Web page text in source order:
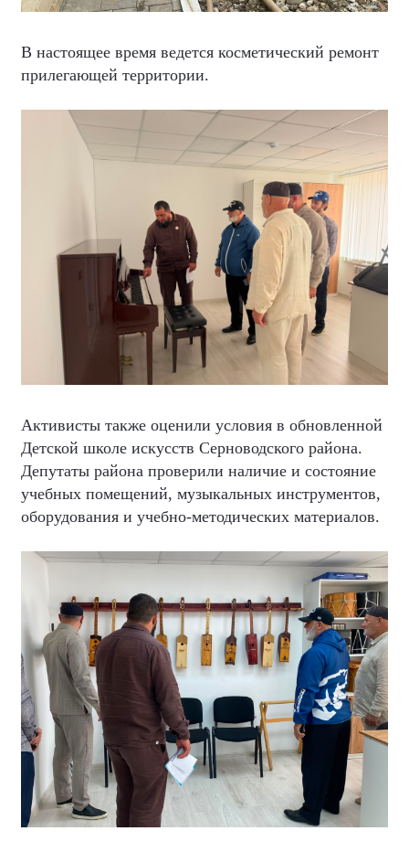
В настоящее время ведется косметический ремонт
прилегающей территории.
Активисты также оценили условия в обновленной
Детской школе искусств Серноводского района.
Депутаты района проверили наличие и состояние
учебных помещений, музыкальных инструментов,
оборудования и учебно-методических материалов.